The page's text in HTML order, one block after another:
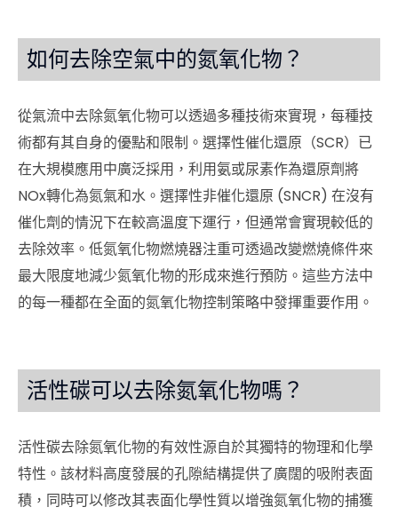
如何去除空氣中的氮氧化物？
從氣流中去除氮氧化物可以透過多種技術來實現，每種技
術都有其自身的優點和限制。選擇性催化還原（SCR）已
在大規模應用中廣泛採用，利用氨或尿素作為還原劑將
NOx轉化為氮氣和水。選擇性非催化還原 (SNCR) 在沒有
催化劑的情況下在較高溫度下運行，但通常會實現較低的
去除效率。低氮氧化物燃燒器注重可透過改變燃燒條件來
最大限度地減少氮氧化物的形成來進行預防。這些方法中
的每一種都在全面的氮氧化物控制策略中發揮重要作用。
活性碳可以去除氮氧化物嗎？
活性碳去除氮氧化物的有效性源自於其獨特的物理和化學
特性。該材料高度發展的孔隙結構提供了廣闊的吸附表面
積，同時可以修改其表面化學性質以增強氮氧化物的捕獲